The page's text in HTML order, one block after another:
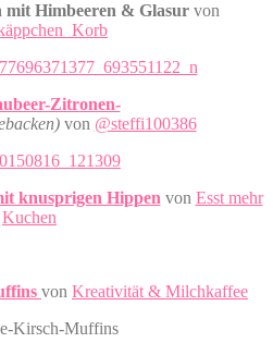
mit Himbeeren & Glasur von
Zitronen-
von @steffi100386
knusprigen Hippenvon Esst mehr
Kuchen
von Kreativität & Milchkaffee